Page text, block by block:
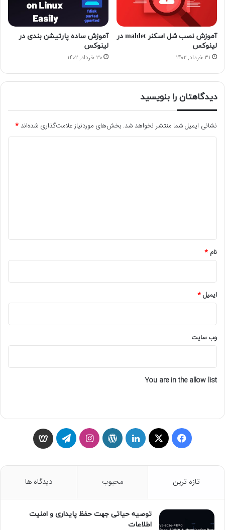
آموزش نصب شل اسکنر maldet در
لینوکس
۳۱ خرداد, ۱۴۰۲
آموزش ساده پارتیشن بندی در
لینوکس
۳۰ خرداد, ۱۴۰۲
دیدگاهتان را بنویسید
نشانی ایمیل شما منتشر نخواهد شد. بخش‌های موردنیاز علامت‌گذاری شده‌اند*
نام *
ایمیل*
وب‌ سایت
You are in the allow list
س
ب
X
ک
د
د
پ
ر
س
ت
ر
ا
س
گ
و
تازه ترین محبوب دیدگاه ها
توصیه حیاتی جهت حفظ پایداری و امنیت
اطلاعات